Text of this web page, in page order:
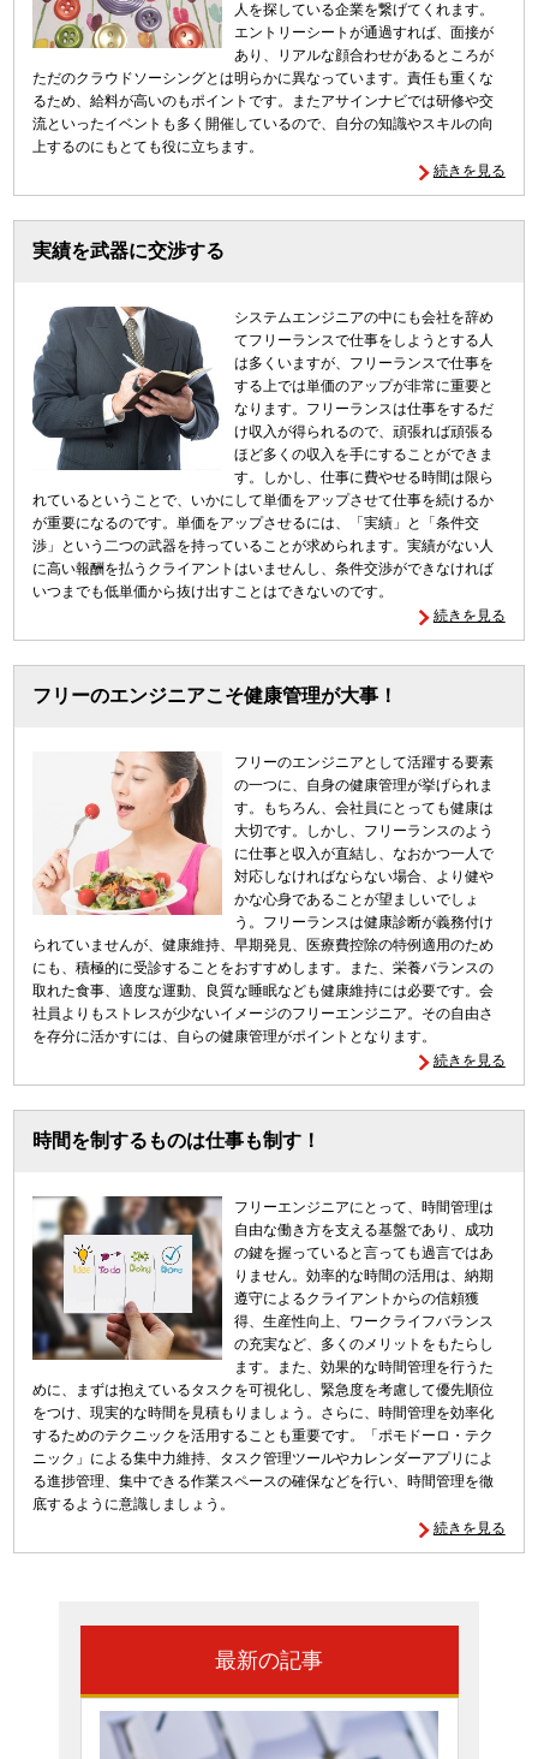
人を探している企業を繋げてくれます。
エントリーシートが通過すれば、面接が
あり、リアルな顔合わせがあるところが
ただのクラウドソーシングとは明らかに異なっています。責任も重くな
るため、給料が高いのもポイントです。またアサインナビでは研修や交
流といったイベントも多く開催しているので、自分の知識やスキルの向
上するのにもとても役に立ちます。
続きを見る
実績を武器に交渉する
システムエンジニアの中にも会社を辞め
てフリーランスで仕事をしようとする人
は多くいますが、フリーランスで仕事を
する上では単価のアップが非常に重要と
なります。フリーランスは仕事をするだ
け収入が得られるので、頑張れば頑張る
ほど多くの収入を手にすることができま
す。しかし、仕事に費やせる時間は限ら
れているということで、いかにして単価をアップさせて仕事を続けるか
が重要になるのです。単価をアップさせるには、「実績」と「条件交
渉」という二つの武器を持っていることが求められます。実績がない人
に高い報酬を払うクライアントはいませんし、条件交渉ができなければ
いつまでも低単価から抜け出すことはできないのです。
続きを見る
フリーのエンジニアこそ健康管理が大事！
フリーのエンジニアとして活躍する要素
の一つに、自身の健康管理が挙げられま
す。もちろん、会社員にとっても健康は
大切です。しかし、フリーランスのよう
に仕事と収入が直結し、なおかつ一人で
対応しなければならない場合、より健や
かな心身であることが望ましいでしょ
う。フリーランスは健康診断が義務付け
られていませんが、健康維持、早期発見、医療費控除の特例適用のため
にも、積極的に受診することをおすすめします。また、栄養バランスの
取れた食事、適度な運動、良質な睡眠なども健康維持には必要です。会
社員よりもストレスが少ないイメージのフリーエンジニア。その自由さ
を存分に活かすには、自らの健康管理がポイントとなります。
続きを見る
時間を制するものは仕事も制す！
フリーエンジニアにとって、時間管理は
自由な働き方を支える基盤であり、成功
の鍵を握っていると言っても過言ではあ
りません。効率的な時間の活用は、納期
遵守によるクライアントからの信頼獲
得、生産性向上、ワークライフバランス
の充実など、多くのメリットをもたらし
ます。また、効果的な時間管理を行うた
めに、まずは抱えているタスクを可視化し、緊急度を考慮して優先順位
をつけ、現実的な時間を見積もりましょう。さらに、時間管理を効率化
するためのテクニックを活用することも重要です。「ポモドーロ・テク
ニック」による集中力維持、タスク管理ツールやカレンダーアプリによ
る進捗管理、集中できる作業スペースの確保などを行い、時間管理を徹
底するように意識しましょう。
続きを見る
最新の記事